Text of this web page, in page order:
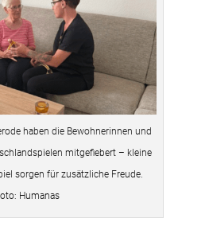
haben die Bewohnerinnen und
mitgefiebert – kleine
sorgen für zusätzliche Freude.
Humanas